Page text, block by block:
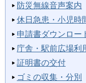
防災無線音声案内
休日急患・小児時
申請書ダウンロー
庁舎・駅前広場利
証明書の交付
ゴミの収集・分別